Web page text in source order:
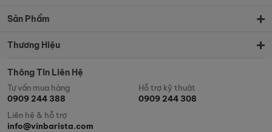
Sản Phẩm
Thương Hiệu
Thông Tin Liên Hệ
Tư vấn mua hàng
0909 244 388
Hỗ trợ kỹ thuật
0909 244 308
Liên hệ & hỗ trợ
info@vinbarista.com